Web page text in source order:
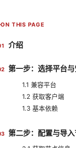
ON THIS PAGE
介绍
第一步：选择平台
1.1 兼容平台
1.2 获取客户端
1.3 基本依赖
第二步：配置与导